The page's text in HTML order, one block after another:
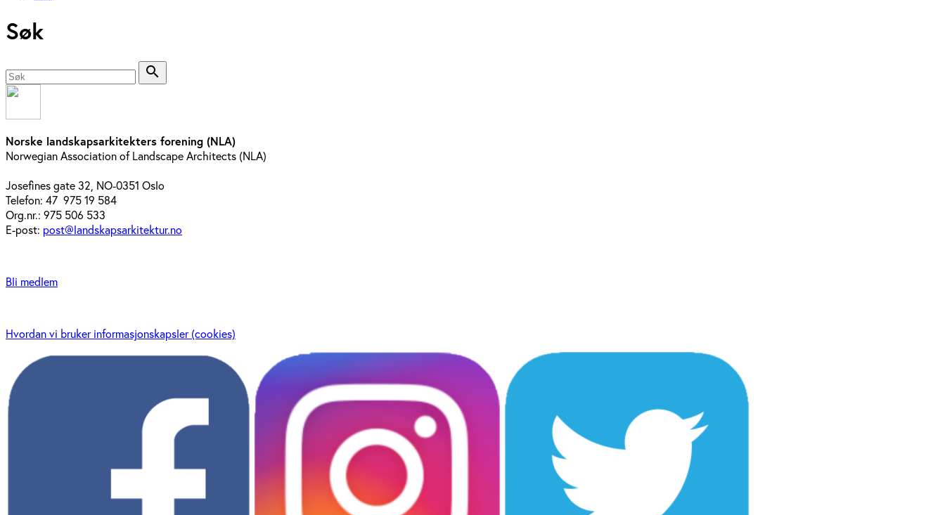
Søk
search
Norske landskapsarkitekters forening (NLA)
Norwegian Association of Landscape Architects (NLA)
Josefines gate 32, NO-0351 Oslo
Telefon: 47 975 19 584
Org.nr.: 975 506 533
E-post: post@landskapsarkitektur.no
Bli medlem
Hvordan vi bruker informasjonskapsler (cookies)